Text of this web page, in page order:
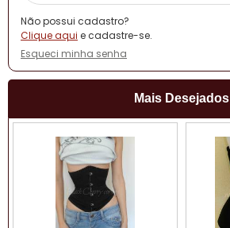
Não possui cadastro?
Clique aqui e cadastre-se.
Esqueci minha senha
Mais Desejados